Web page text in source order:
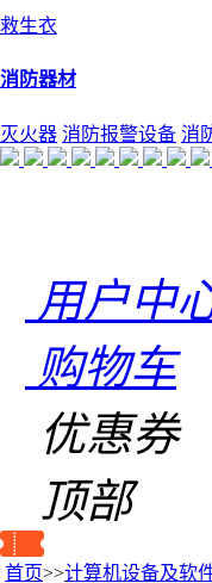
救生衣
消防器材
灭火器 消防报警设备 消
用户中
购物车
优惠券
顶部
首页>>计算机设备及软